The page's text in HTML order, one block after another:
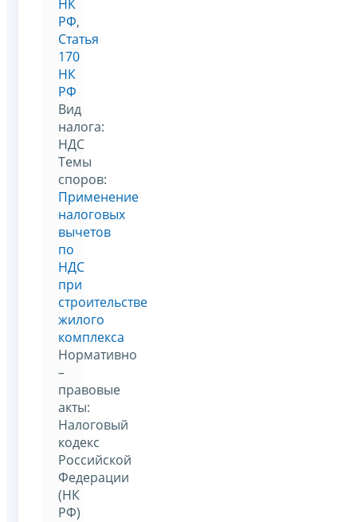
НК
РФ,
Статья
170
НК
РФ
Вид
налога:
НДС
Темы
споров:
Применение
налоговых
вычетов
по
НДС
при
строительстве
жилого
комплекса
Нормативно
–
правовые
акты:
Налоговый
кодекс
Российской
Федерации
(НК
РФ)